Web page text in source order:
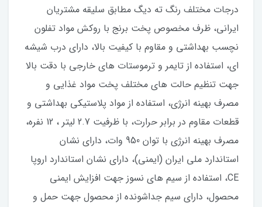
درجات مختلف رنگ ته دیگ مطابق سلیقه مشتریان
ايراني، ظرف مخصوص پخت برنج با روکش مواد تفلون
نچسب بهداشتی و مقاوم با کیفیت بالا، داراي درب شیشه
ای، استفاده از تایمر و ترموستات های خارجی با دقت بالا
جهت تنظیم حالت های مختلف پخت مواد غذایی و
مصرف بهینه انرژی، استفاده از مواد پلاستیکی بهداشتي و
قطعات مقاوم در برابر حرارت، با ظرفيت 2.7 ليتر ، 12 نفره،
مصرف بهينه انرژي با توان 950 وات، دارای نشان
استاندارد ملی ایران (ایمنی)، داراي نشان استاندارد اروپا
CE، استفاده از سیم های نسوز جهت افزايش ايمني
محصول، داراي سيم جداشونده از محصول جهت حمل و